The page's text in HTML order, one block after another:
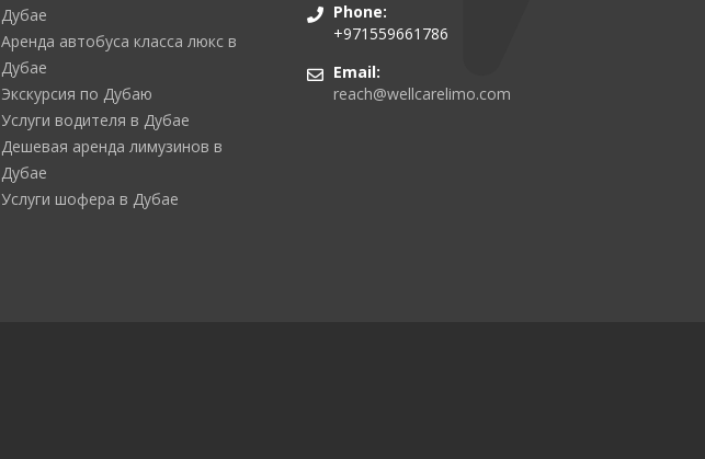
Дубае
Аренда автобуса класса люкс в
Дубае
Экскурсия по Дубаю
Услуги водителя в Дубае
Дешевая аренда лимузинов в
Дубае
Услуги шофера в Дубае
Phone:
+971559661786
Email:
reach@wellcarelimo.com